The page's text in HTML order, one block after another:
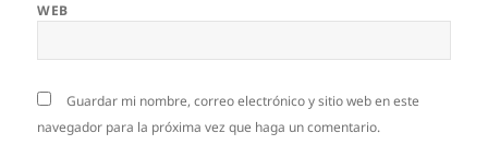
WEB
Guardar mi nombre, correo electrónico y sitio web en este
navegador para la próxima vez que haga un comentario.